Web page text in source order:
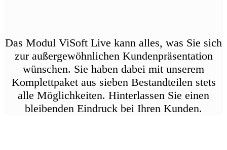
Das Modul ViSoft Live kann alles, was Sie sich
zur außergewöhnlichen Kundenpräsentation
wünschen. Sie haben dabei mit unserem
Komplettpaket aus sieben Bestandteilen stets
alle Möglichkeiten. Hinterlassen Sie einen
bleibenden Eindruck bei Ihren Kunden.